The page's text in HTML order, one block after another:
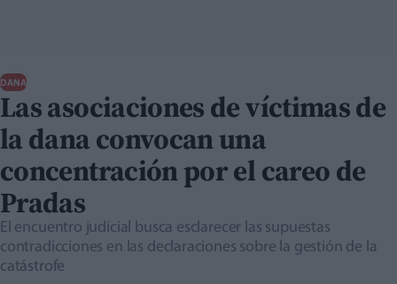
DANA
Las asociaciones de víctimas de
la dana convocan una
concentración por el careo de
Pradas
El encuentro judicial busca esclarecer las supuestas
contradicciones en las declaraciones sobre la gestión de la
catástrofe